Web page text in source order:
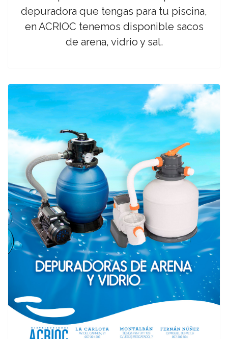
depuradora que tengas para tu piscina,
en ACRIOC tenemos disponible sacos
de arena, vidrio y sal.